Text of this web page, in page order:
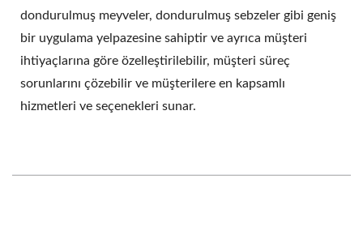
dondurulmuş meyveler, dondurulmuş sebzeler gibi geniş
bir uygulama yelpazesine sahiptir ve ayrıca müşteri
ihtiyaçlarına göre özelleştirilebilir, müşteri süreç
sorunlarını çözebilir ve müşterilere en kapsamlı
hizmetleri ve seçenekleri sunar.